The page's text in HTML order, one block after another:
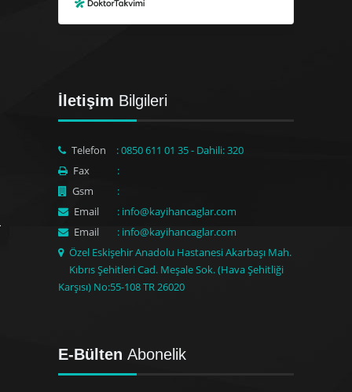
İletişim Bilgileri
Telefon
: 0850 611 01 35 - Dahili: 320
Fax
:
Gsm
:
Email
: info@kayihancaglar.com
Email
: info@kayihancaglar.com
Özel Eskişehir Anadolu Hastanesi Akarbaşı Mah.
Kıbrıs Şehitleri Cad. Meşale Sok. (Hava Şehitliği
Karşısı) No:55-108 TR 26020
E-Bülten Abonelik